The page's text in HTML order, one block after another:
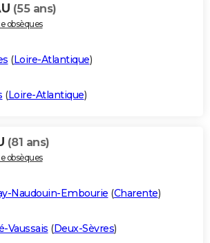
(55 ans)
obsèques
(Loire-Atlantique)
(Loire-Atlantique)
(81 ans)
obsèques
Naudouin-Embourie (Charente)
Vaussais (Deux-Sèvres)